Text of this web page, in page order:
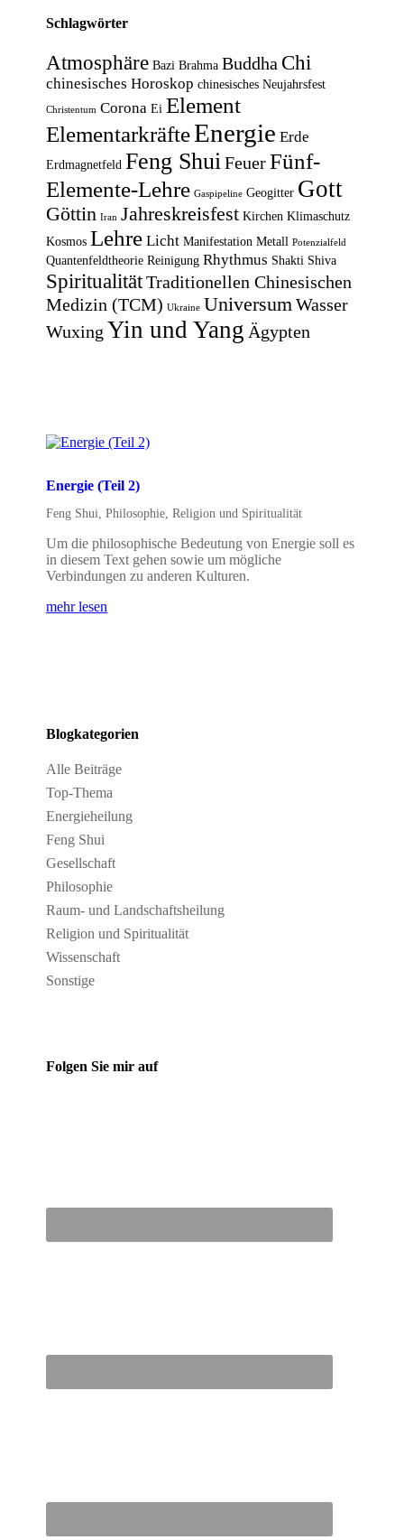
Schlagwörter
Atmosphäre Bazi Brahma Buddha Chi
chinesisches Horoskop chinesisches Neujahrsfest
Christentum Corona Ei Element
ElementarkräfteEnergie Erde
Erdmagnetfeld Feng Shui Feuer Fünf-
Elemente-Lehre Gaspipeline Geogitter Gott
Göttin Iran Jahreskreisfest Kirchen Klimaschutz
Kosmos Lehre Licht Manifestation Metall Potenzialfeld
Quantenfeldtheorie Reinigung Rhythmus Shakti Shiva
Spiritualität Traditionellen Chinesischen
Medizin (TCM) Ukraine Universum Wasser
Wuxing Yin und Yang Ägypten
Energie (Teil 2)
Feng Shui ,Philosophie ,Religion und Spiritualität
Um die philosophische Bedeutung von Energie soll es
in diesem Text gehen sowie um mögliche
Verbindungen zu anderen Kulturen.
mehr lesen
Blogkategorien
Alle Beiträge
Top-Thema
Energieheilung
Feng Shui
Gesellschaft
Philosophie
Raum- und Landschaftsheilung
Religion und Spiritualität
Wissenschaft
Sonstige
Folgen Sie mir auf